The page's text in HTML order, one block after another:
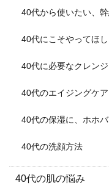
40代から使いたい、
40代にこそやってほ
40代に必要なクレン
40代のエイジングケ
40代の保湿に、ホホ
40代の洗顔方法
40代の肌の悩み